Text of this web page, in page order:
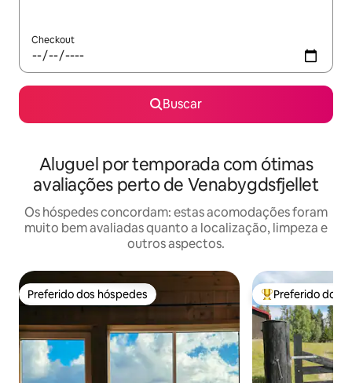
Checkout
Buscar
Aluguel por temporada com ótimas
avaliações perto de Venabygdsfjellet
Os hóspedes concordam: estas acomodações foram
muito bem avaliadas quanto a localização, limpeza e
outros aspectos.
Preferido dos hóspedes
Preferido dos hóspedes Entre os
Preferido dos